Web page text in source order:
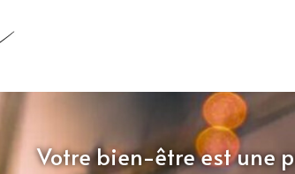
Votre bien-être est une